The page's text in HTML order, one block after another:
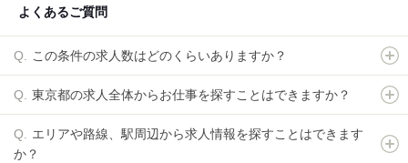
よくあるご質問
この条件の求人数はどのくらいありますか？
東京都の求人全体からお仕事を探すことはできますか？
エリアや路線、駅周辺から求人情報を探すことはできます
か？